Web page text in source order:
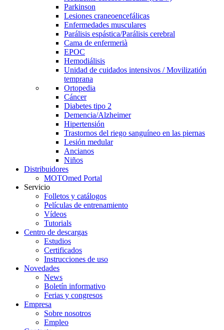
Parkinson
Lesiones craneoencefálicas
Enfermedades musculares
Parálisis espástica/Parálisis cerebral
Cama de enfermerià
EPOC
Hemodiálisis
Unidad de cuidados intensivos / Movilizatión
temprana
Ortopedia
Cáncer
Diabetes tipo 2
Demencia/Alzheimer
Hipertensión
Trastornos del riego sanguíneo en las piernas
Lesión medular
Ancianos
Niños
Distribuidores
MOTOmed Portal
Servicio
Folletos y catálogos
Películas de entrenamiento
Vídeos
Tutorials
Centro de descargas
Estudios
Certificados
Instrucciones de uso
Novedades
News
Boletín informativo
Ferias y congresos
Empresa
Sobre nosotros
Empleo